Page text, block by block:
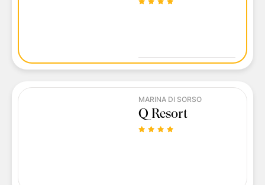
MARINA DI SORSO
Q Resort